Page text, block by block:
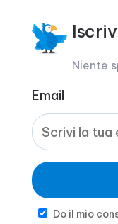
Niente
Email
Do il mio